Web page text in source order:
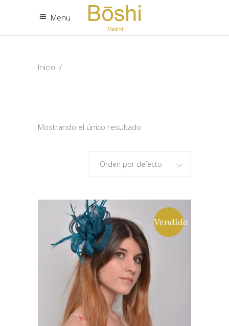
Menu
Inicio /
Mostrando el único resultado
Orden por defecto
Vendido
JULIA. TOCADO DE
SINAMAY CON PLUMAS
AZUL PETROLEO
35,01 € LEER MÁS